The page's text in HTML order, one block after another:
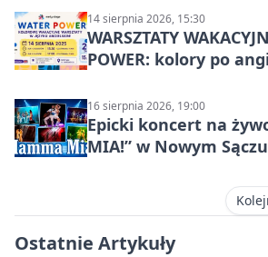
14 sierpnia 2026, 15:30
WARSZTATY
POWER: kolory po
16 sierpnia 2026, 19:00
Epicki koncert na
MIA!” w Nowym Sączu
Ostatnie Artykuły